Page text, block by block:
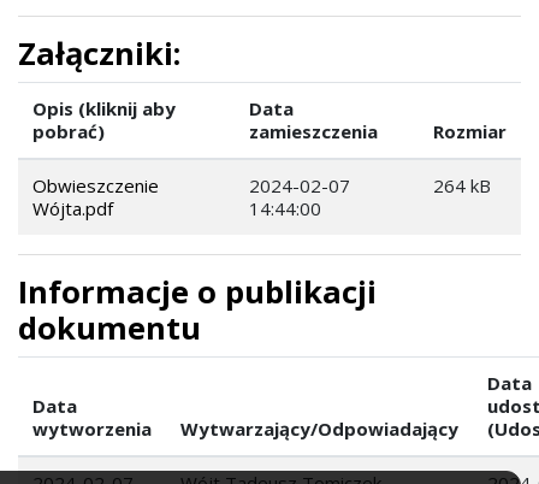
Załączniki:
Opis (kliknij aby
pobrać)
Data
zamieszczenia
Rozmiar
Obwieszczenie
Wójta.pdf
2024-02-07
14:44:00
264 kB
Informacje o publikacji
dokumentu
Data
wytworzenia
Wytwarzający/Odpowiadający
Data